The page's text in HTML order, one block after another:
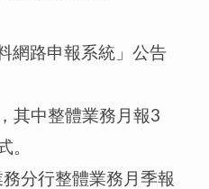
網路申報系統」公告
其中整體業務月報3
。
分行整體業務月季報